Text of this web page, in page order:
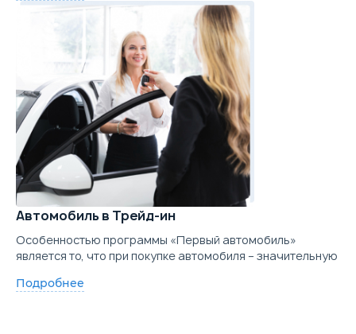
Автомобиль в Трейд-ин
Особенностью программы «Первый автомобиль»
является то, что при покупке автомобиля – значительную
Подробнее